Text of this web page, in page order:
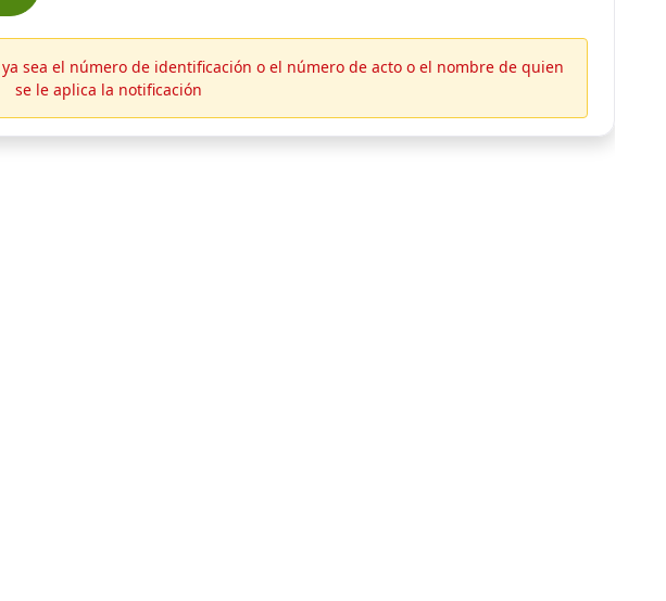
sea el número de identificación o el número de acto o el nombre de quien
se le aplica la notificación